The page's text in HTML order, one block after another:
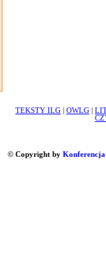
TEKSTY ILG OWLG
© Copyright by Konferencja